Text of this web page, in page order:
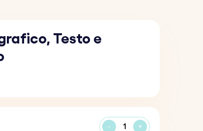
Testo e
- +